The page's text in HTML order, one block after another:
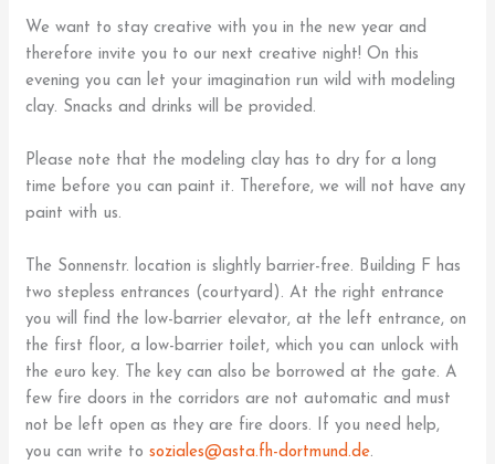
We want to stay creative with you in the new year and
therefore invite you to our next creative night! On this
evening you can let your imagination run wild with modeling
clay. Snacks and drinks will be provided.
Please note that the modeling clay has to dry for a long
time before you can paint it. Therefore, we will not have any
paint with us.
The Sonnenstr. location is slightly barrier-free. Building F has
two stepless entrances (courtyard). At the right entrance
you will find the low-barrier elevator, at the left entrance, on
the first floor, a low-barrier toilet, which you can unlock with
the euro key. The key can also be borrowed at the gate. A
few fire doors in the corridors are not automatic and must
not be left open as they are fire doors. If you need help,
you can write tosoziales@asta.fh-dortmund.de.